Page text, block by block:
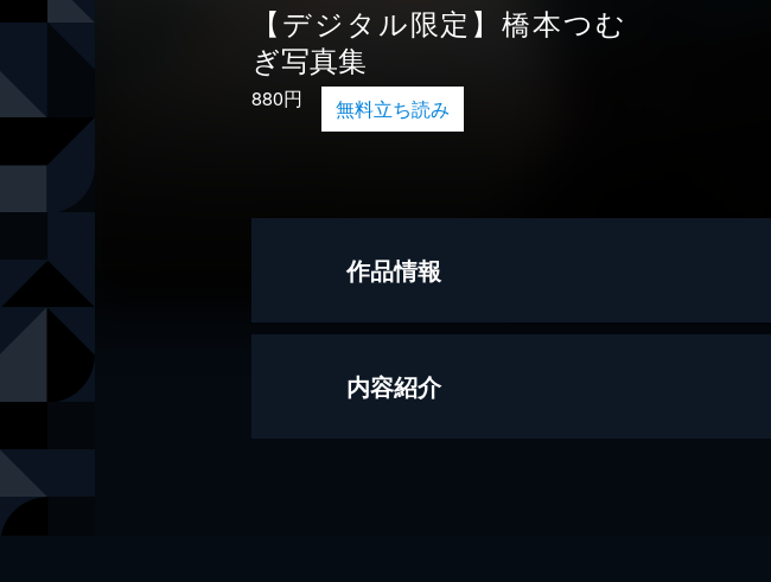
【デジタル限定】橋本つむ
ぎ写真集
880円 無料立ち読み
作品情報
著者
内容紹介